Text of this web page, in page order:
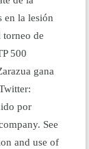
en la lesión
de
500
gana
por
See
and use of